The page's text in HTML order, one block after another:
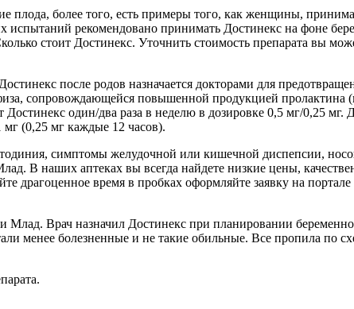
плода, более того, есть примеры того, как женщины,
испытаний рекомендовано принимать Достинекс на фоне
стоит Достинекс. Уточнить стоимость препарата вы
после родов назначается докторами для
сопровождающейся повышенной продукцией пролактина
один/два раза в неделю в дозировке 0,5 мг/0,25 мг.
(0,25 мг каждые 12 часов).
симптомы желудочной или кишечной диспепсии,
В наших аптеках вы всегда найдете низкие цены,
драгоценное время в пробках оформляйте заявку на
Врач назначил Достинекс при планировании
менее болезненные и не такие обильные. Все пропила по